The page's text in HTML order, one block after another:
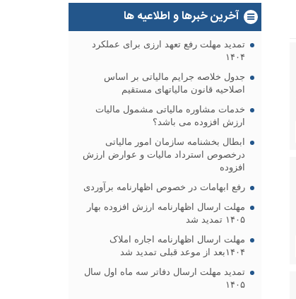
آخرین خبرها و اطلاعیه ها
تمدید مهلت رفع تعهد ارزی برای عملکرد
۱۴۰۴
جدول خلاصه جرایم مالیاتی بر اساس
اصلاحیه قانون مالیاتهای مستقیم
خدمات مشاوره مالیاتی مشمول مالیات
ارزش افزوده می باشد؟
ابطال بخشنامه سازمان امور مالیاتی
درخصوص استرداد مالیات و عوارض ارزش
افزوده
رفع ابهامات در خصوص اظهارنامه برآوردی
مهلت ارسال اظهارنامه ارزش افزوده بهار
۱۴۰۵ تمدید شد
مهلت ارسال اظهارنامه اجاره املاک
۱۴۰۴بعد از موعد قبلی تمدید شد
تمدید مهلت ارسال دفاتر سه ماه اول سال
۱۴۰۵